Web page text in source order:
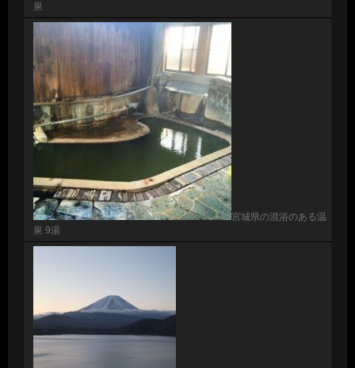
泉
宮城県の混浴のある温
泉 9湯